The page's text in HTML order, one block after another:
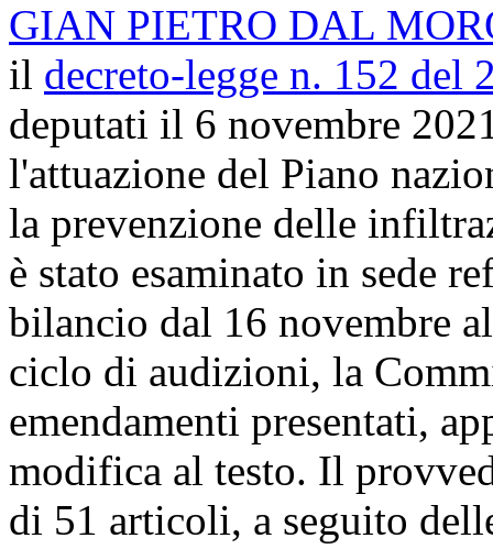
GIAN PIETRO DAL
il decreto-legge n. 152 del
deputati il 6 novembre
l'attuazione del Piano
la prevenzione delle
è stato esaminato in sede
bilancio dal 16 novembre
ciclo di audizioni, la
emendamenti presentati,
modifica al testo. Il
di 51 articoli, a seguito